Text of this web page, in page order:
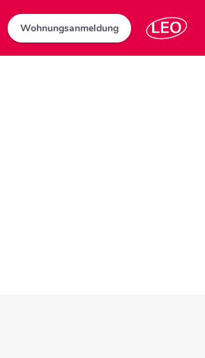
Wohnungsanmeldung